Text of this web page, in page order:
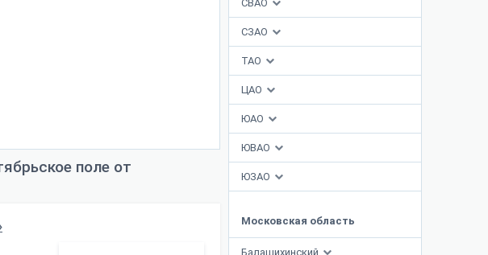
СВАО
СЗАО
ТАО
ЦАО
ЮАО
ЮВАО
ЮЗАО
Московская область
Балашихинский
поле от